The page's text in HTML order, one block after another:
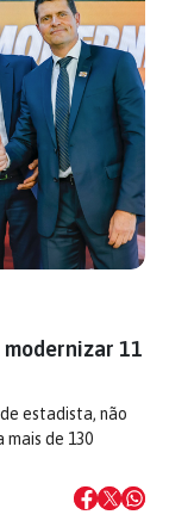
modernizar 11
estadista, não
mais de 130